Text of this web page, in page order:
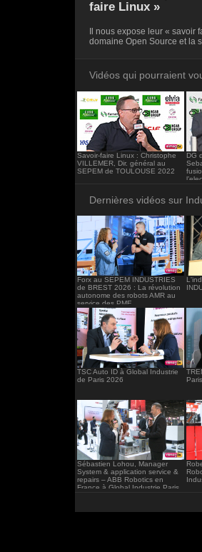
<iframe src="https://
faire Linux »
Il nous expose leur « savoir
domaine Open Source et la
Vidéos qui pourraient
Savoir-faire Linux : Christophe
VILLEMER, Dir. général au
SEPEM de TOULOUSE 2022
DG
Dernières vidéos sur
Forx au SEPEM INDUSTRIES
de BREST 2026 : La révolution
autonome des robots AMR au
service des PME
TSC Auto ID à Global Industrie
de Paris 2026
Sébastien Lohou, Manager
System & application service &
repairs – ABB Robotics en
France à Global Industrie Paris